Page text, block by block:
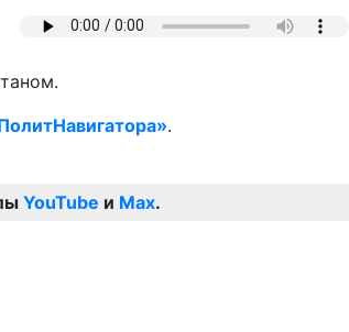
.
YouTube и Max.